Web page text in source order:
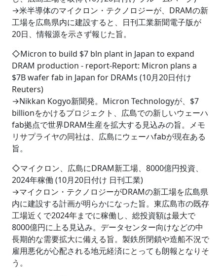
→米半導体のマイクロン・テクノロジーが、DRAMの新
工場を広島県内に建設すると、日刊工業新聞電子版が
20日、情報源を示さず報じた旨。
◇Micron to build $7 bln plant in Japan to expand
DRAM production - report-Report: Micron plans a
$7B wafer fab in Japan for DRAMs (10月20日付け
Reuters)
→Nikkan Kogyo新聞発。Micron Technologyが、$7
billionをかけるプロジェクト、広島での新しいウェーハ
fab拠点で世界DRAM生産を拡大する見込みの旨。メモ
リサプライヤの同社は、広島にウェーハfabが現在ある
旨。
◇マイクロン、広島にDRAM新工場、8000億円投資、
2024年稼働 (10月20日付け 日刊工業)
→マイクロン・テクノロジーがDRAMの新工場を広島県
内に建設する計画が明らかになった旨。東広島市の既存
工場近くで2024年までに稼働し、総投資額は最大で
8000億円に上る見込み。データセンター向けなどの中
長期的な需要拡大に備える旨。製鉄所閉鎖や造船不況で
雇用悪化が心配される地元経済にとっても朗報となりそ
う。